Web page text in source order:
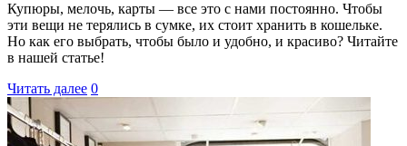
Купюры, мелочь, карты — все это с нами постоянно. Чтобы
эти вещи не терялись в сумке, их стоит хранить в кошельке.
Но как его выбрать, чтобы было и удобно, и красиво? Читайте
в нашей статье!
Читать далее 0